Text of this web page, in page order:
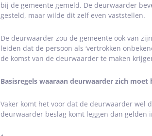
bij de gemeente gemeld. De deurwaarder
gesteld, maar wilde dit zelf even vaststellen.
De deurwaarder zou de gemeente ook van
leiden dat de persoon als ‘vertrokken
de komst van de deurwaarder te maken
Basisregels waaraan deurwaarder zich moet
Vaker komt het voor dat de deurwaarder wel
deurwaarder beslag komt leggen dan gelden